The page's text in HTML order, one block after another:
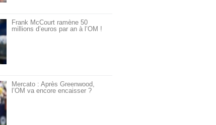
Frank McCourt ramène 50
millions d’euros par an à l’OM !
Mercato : Après Greenwood,
l’OM va encore encaisser ?